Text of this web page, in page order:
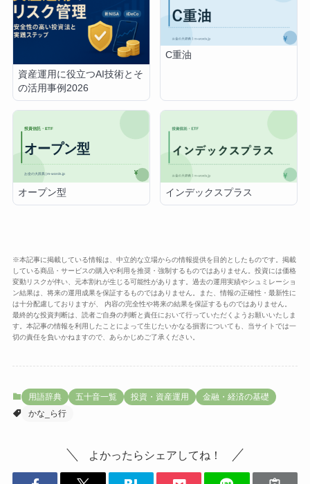
資産運用に役立つAI技術とそ
の活用事例2026
C重油
オープン型 インデックスプラス
※本記事に掲載している情報は、中立的な立場からの情報提供を目的としたものです。掲載
している商品・サービスの購入や利用を推奨・強制するものではありません。投資には価格
変動リスクが伴い、元本割れが生じる可能性があります。過去の運用実績やシュミレーショ
ン結果は、将来の運用成果を保証するものではありません。また、情報の正確性・最新性に
は十分配慮しておりますが、 内容の完全性や将来の結果を保証するものではありません。
最終的な投資判断は、読者ご自身の判断と責任において行っていただくようお願いいたしま
す。本記事の情報を利用したことによって生じたいかなる損害についても、当サイトでは一
切の責任を負いかねますので、あらかじめご了承ください。
用語辞典 五十音一覧 投資・資産運用
金融・経済の基礎
かな_ら行
よかったらシェアしてね！